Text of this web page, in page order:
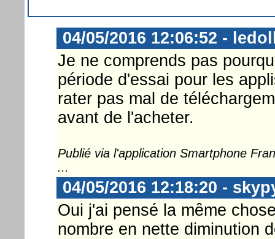
04/05/2016 12:06:52 -
Je ne comprends pas
période d'essai pour les
rater pas mal de
avant de l'acheter.
Publié via l'application Smartphone
...
04/05/2016 12:18:20 -
Oui j'ai pensé la même
nombre en nette diminution